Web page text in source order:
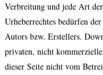
Verbreitung und jede Art
Urheberrechtes bedürfen
Autors bzw. Erstellers.
privaten, nicht
dieser Seite nicht vom